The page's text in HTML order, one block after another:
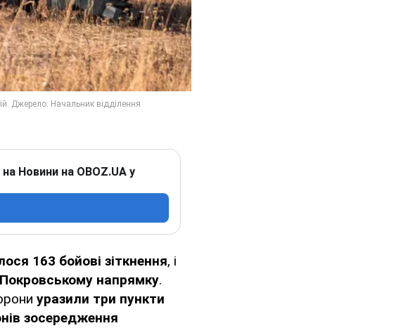
Новини на OBOZ.UA у
163 бойові зіткнення, і
напрямку.
уразили три пункти
зосередження